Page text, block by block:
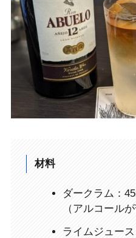
材料
ダークラム：
（アルコール
ライムジュー